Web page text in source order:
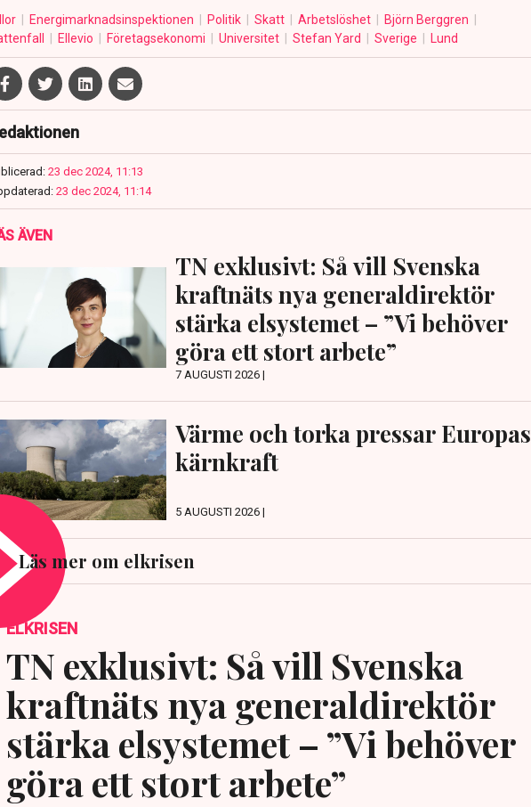
Energimarknadsinspektionen Politik Skatt Arbetslöshet
Björn Berggren
Ellevio Företagsekonomi Universitet Stefan Yard Sverige Lund
23 dec 2024, 11:13
23 dec 2024, 11:14
ÄVEN
TN exklusivt: Så vill Svenska
kraftnäts nya generaldirektör
stärka elsystemet – ”Vi behöver
göra ett stort arbete”
7 AUGUSTI 2026 |
Värme och torka pressar Europas
kärnkraft
5 AUGUSTI 2026 |
Läs mer om elkrisen
ELKRISEN
TN exklusivt: Så vill Svenska
kraftnäts nya generaldirektör
stärka elsystemet – ”Vi behöver
göra ett stort arbete”